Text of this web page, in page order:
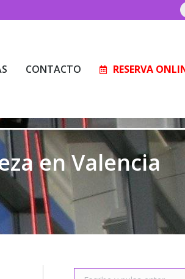
CONTACTO RESERVA
en Valencia
Buscar: